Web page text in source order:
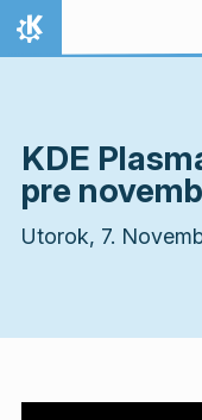
Preskočiť na obsah
Domov
KDE
pre
Utorok, 7.